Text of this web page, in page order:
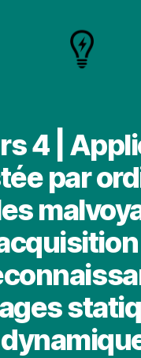
4 |
par